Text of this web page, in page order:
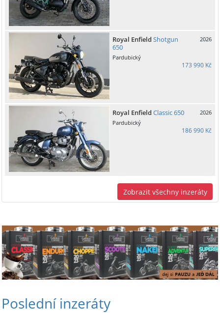
Royal Enfield Shotgun
650
2026
Pardubický
173 990 Kč
Royal Enfield Classic 650
2026
Pardubický
186 990 Kč
Zobrazit všechny inzeráty
Poslední inzeráty